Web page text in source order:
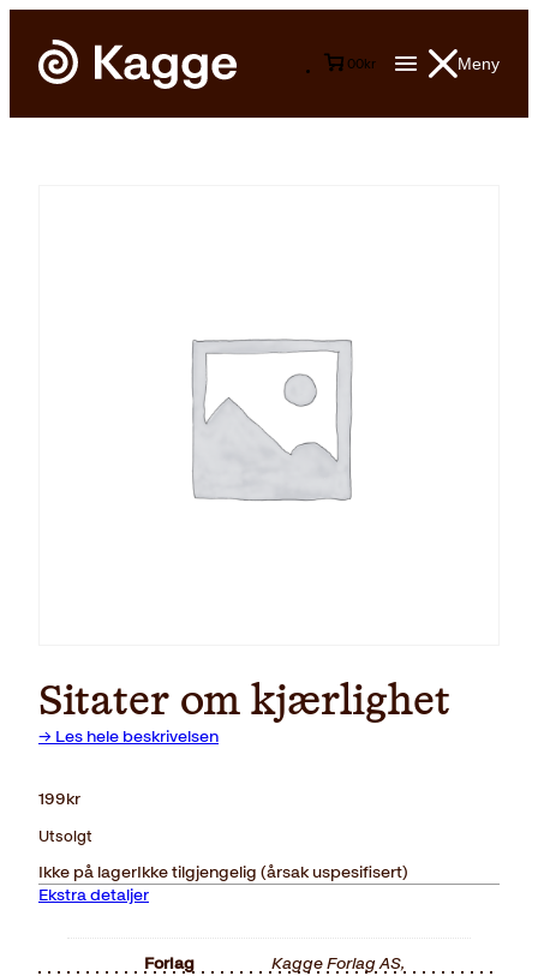
Meny
00kr
Sitater om kjærlighet
→ Les hele beskrivelsen
199kr
Utsolgt
Ikke på lagerIkke tilgjengelig (årsak uspesifisert)
Ekstra detaljer
Forlag Kagge Forlag AS,